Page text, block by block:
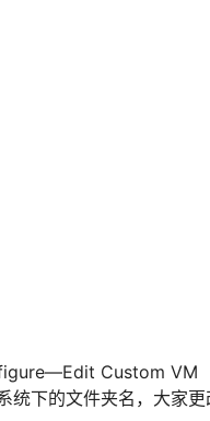
Custom VM
统下的文件夹名，大家更